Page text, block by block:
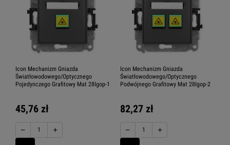
Icon Mechanizm Gniazda
Światłowodowego/Optycznego
Pojedynczego Grafitowy Mat 28Igop-1
45,76 zł
− +
Icon Mechanizm Gniazda
Światłowodowego/Optycznego
Podwójnego Grafitowy Mat 28Igop-2
82,27 zł
− +